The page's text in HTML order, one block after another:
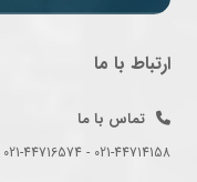
ارتباط با ما
تماس با ما
021-44714158 - 021-44716574 - 021-44714489